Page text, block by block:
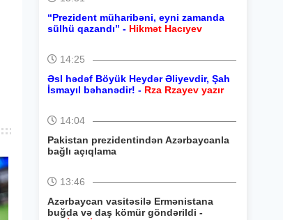
“Prezident müharibəni, eyni zamanda
sülhü qazandı” - Hikmət Hacıyev
14:25
Əsl hədəf Böyük Heydər Əliyevdir, Şah
İsmayıl bəhanədir! - Rza Rzayev yazır
14:04
Pakistan prezidentindən Azərbaycanla
bağlı açıqlama
13:46
Azərbaycan vasitəsilə Ermənistana
buğda və daş kömür göndərildi -